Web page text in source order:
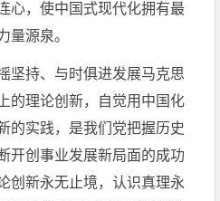
心，使中国式现代化拥有最
量源泉。
坚持、与时俱进发展马克思
的理论创新，自觉用中国化
的实践，是我们党把握历史
开创事业发展新局面的成功
创新永无止境，认识真理永